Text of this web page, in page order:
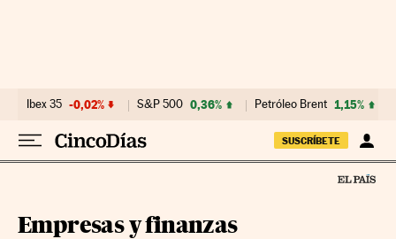
Ibex 35 -0,02% S&P 500 0,36% Petróleo Brent 1,15%
SUSCRÍBETE
Empresas y finanzas